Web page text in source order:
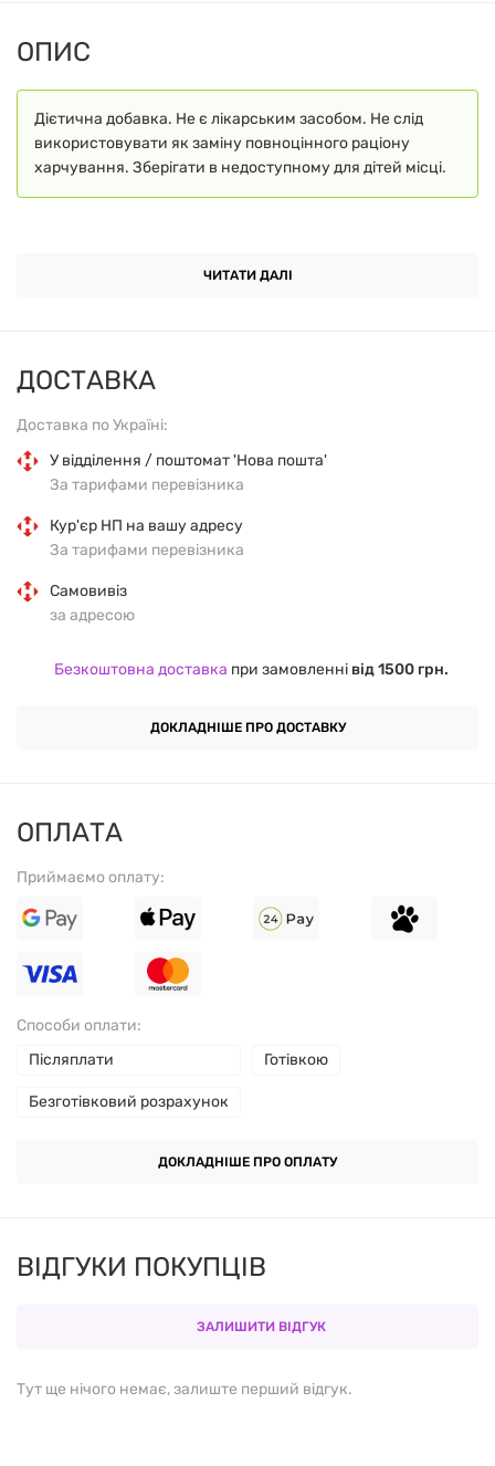
ДОСТАВКА
Доставка по Україні:
У відділення / поштомат 'Нова пошта'
За тарифами перевізника
Кур'єр НП на вашу адресу
За тарифами перевізника
Самовивіз
за адресою
Безкоштовна доставка при замовленні від 1500 грн.
ДОКЛАДНІШЕ ПРО ДОСТАВКУ
ОПЛАТА
Приймаємо оплату:
Способи оплати:
Післяплати
Готівкою
Безготівковий розрахунок
ДОКЛАДНІШЕ ПРО ОПЛАТУ
ОПИС
Дієтична добавка. Не є лікарським засобом. Не слід
використовувати як заміну повноцінного раціону
харчування. Зберігати в недоступному для дітей місці.
ЧИТАТИ ДАЛІ
ВІДГУКИ ПОКУПЦІВ
ЗАЛИШИТИ ВІДГУК
Тут ще нічого немає, залиште перший відгук.